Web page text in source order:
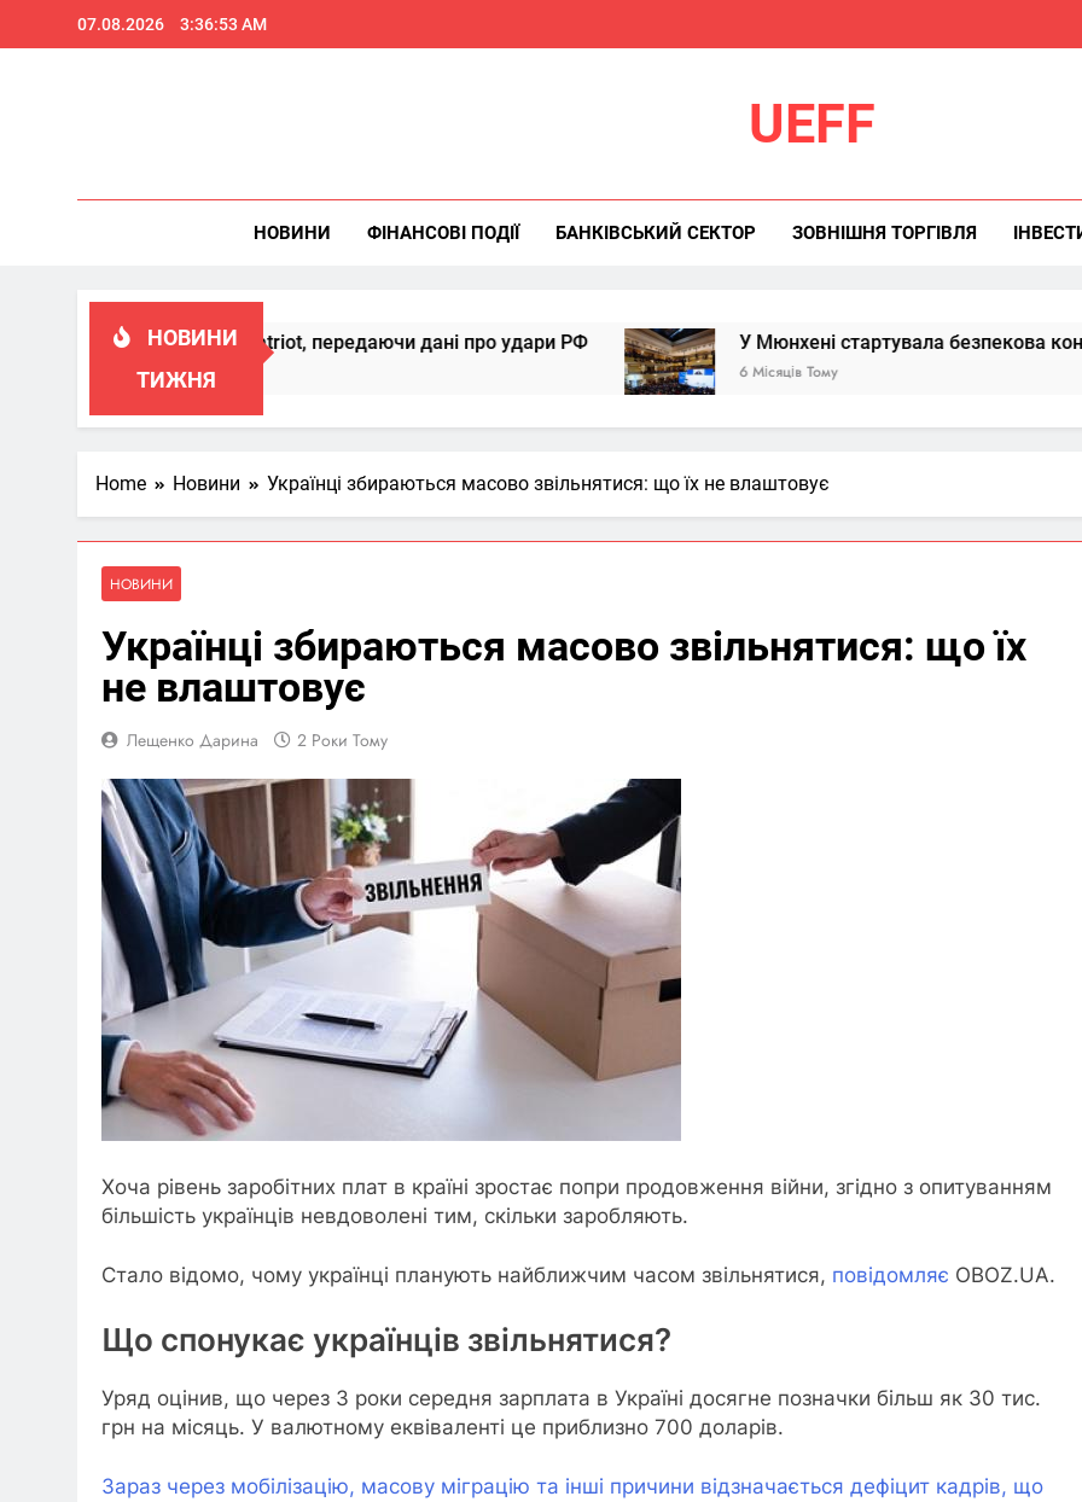
07.08.2026 3:36:54 AM
UEFF
НОВИНИ ФІНАНСОВІ ПОДІЇ БАНКІВСЬКИЙ СЕКТОР ЗОВНІШНЯ ТОРГІВЛЯ
НОВИНИ
ТИЖНЯ
вдосконалювати Patriot, передаючи дані про удари РФ У Мюнхені стартувала безпекова
6 Місяців Тому
Home Новини Українці збираються масово звільнятися: що їх не влаштовує
НОВИНИ
Українці збираються масово звільнятися: що їх
не влаштовує
Лещенко Дарина 2 Роки Тому
Хоча рівень заробітних плат в країні зростає попри продовження війни, згідно з опитуванням
більшість українців невдоволені тим, скільки заробляють.
Стало відомо, чому українці планують найближчим часом звільнятися, повідомляє OBOZ.UA.
Що спонукає українців звільнятися?
Уряд оцінив, що через 3 роки середня зарплата в Україні досягне позначки більш як 30 тис.
грн на місяць. У валютному еквіваленті це приблизно 700 доларів.
Зараз через мобілізацію, масову міграцію та інші причини відзначається дефіцит кадрів, що